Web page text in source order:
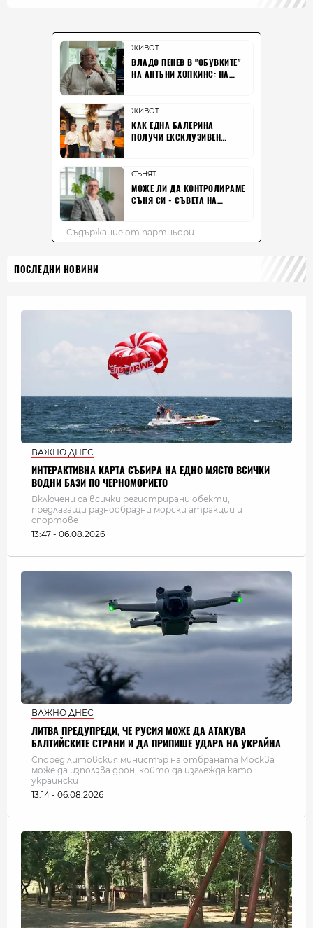
ПОСЛЕДНИ НОВИНИ
ВАЖНО ДНЕС
ИНТЕРАКТИВНА КАРТА СЪБИРА НА ЕДНО МЯСТО ВСИЧКИ
ВОДНИ БАЗИ ПО ЧЕРНОМОРИЕТО
Включени са всички регистрирани обекти,
предлагащи разнообразни морски атракции и
спортове
13:47 - 06.08.2026
ВАЖНО ДНЕС
ЛИТВА ПРЕДУПРЕДИ, ЧЕ РУСИЯ МОЖЕ ДА АТАКУВА
БАЛТИЙСКИТЕ СТРАНИ И ДА ПРИПИШЕ УДАРА НА УКРАЙНА
Според литовския министър на отбраната Москва
може да използва дрон, който да изглежда като
украински
13:14 - 06.08.2026